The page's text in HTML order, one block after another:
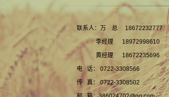
联系人：万 总 18672232777
李经理 18972998610
黄经理 18672235696
电 话： 0722-3308566
传 真： 0722-3308502